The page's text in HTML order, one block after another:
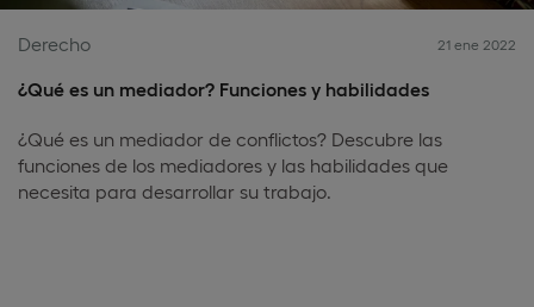
Derecho 21 ene 2022
¿Qué es un mediador? Funciones y habilidades
¿Qué es un mediador de conflictos? Descubre las
funciones de los mediadores y las habilidades que
necesita para desarrollar su trabajo.